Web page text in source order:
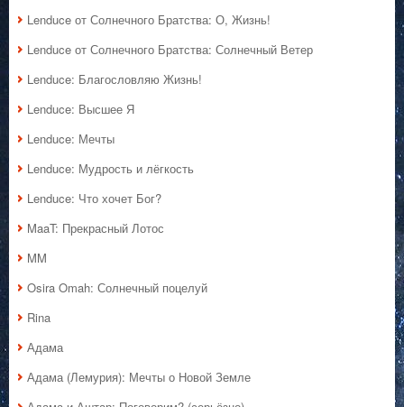
Lenduce от Солнечного Братства: О, Жизнь!
Lenduce от Солнечного Братства: Солнечный Ветер
Lenduce: Благословляю Жизнь!
Lenduce: Высшее Я
Lenduce: Мечты
Lenduce: Мудрость и лёгкость
Lenduce: Что хочет Бог?
MaaT: Прекрасный Лотос
MM
Osira Omah: Солнечный поцелуй
Rina
Адама
Адама (Лемурия): Мечты о Новой Земле